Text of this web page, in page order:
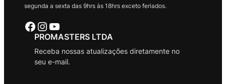
segunda a sexta das 9hrs às 18hrs exceto feriados.
Facebook Instagram Youtube
PROMASTERS LTDA
Receba nossas atualizações diretamente no
seu e-mail.